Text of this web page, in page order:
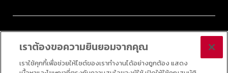
ป.โท การจัดการมรดกวัฒนธรรมและอุตสาหกรรมสร้างสรรค์
ป.โท การบริหารนวัตกรรมและเทคโนโลยี
ป.โท กลยุทธ์ดิจิทัล
เราต้องขอความยินยอมจากคุณ
เราใช้คุกกี้เพื่อช่วยให้ไซต์ของเราทำงานได้อย่างถูกต้อง แสดง